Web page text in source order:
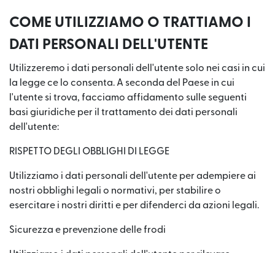
COME UTILIZZIAMO O TRATTIAMO I
DATI PERSONALI DELL'UTENTE
Utilizzeremo i dati personali dell'utente solo nei casi in cui
la legge ce lo consenta. A seconda del Paese in cui
l'utente si trova, facciamo affidamento sulle seguenti
basi giuridiche per il trattamento dei dati personali
dell'utente:
RISPETTO DEGLI OBBLIGHI DI LEGGE
Utilizziamo i dati personali dell'utente per adempiere ai
nostri obblighi legali o normativi, per stabilire o
esercitare i nostri diritti e per difenderci da azioni legali.
Sicurezza e prevenzione delle frodi